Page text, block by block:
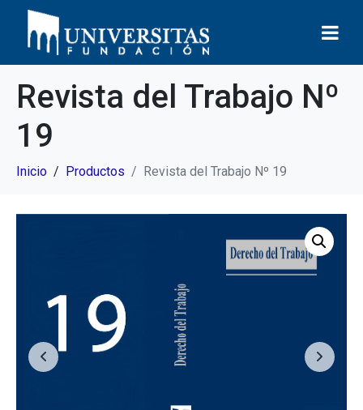
Revista del Trabajo Nº
19
Inicio Productos Revista del Trabajo Nº 19